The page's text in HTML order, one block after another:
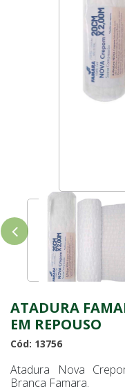
ATADURA
EM REPOUSO
Cód: 13756
Atadura Nova
Branca Famara.